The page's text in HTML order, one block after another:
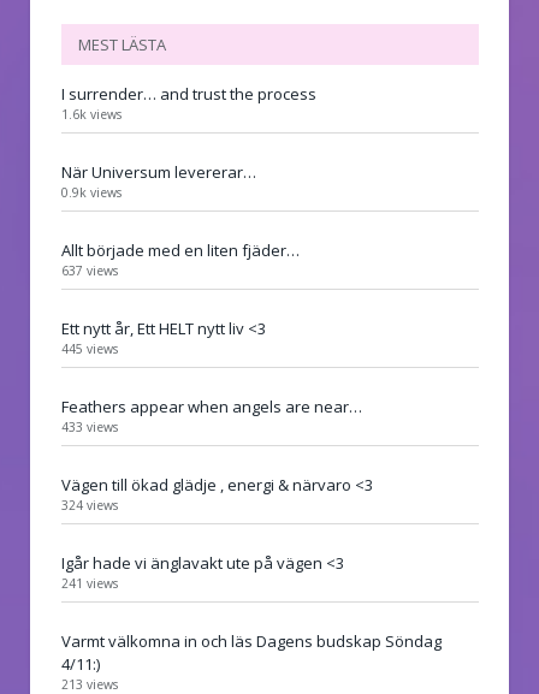
MEST LÄSTA
I surrender… and trust the process
1.6k views
När Universum levererar…
0.9k views
Allt började med en liten fjäder…
637 views
Ett nytt år, Ett HELT nytt liv <3
445 views
Feathers appear when angels are near…
433 views
Vägen till ökad glädje , energi & närvaro <3
324 views
Igår hade vi änglavakt ute på vägen <3
241 views
Varmt välkomna in och läs Dagens budskap Söndag
4/11:)
213 views